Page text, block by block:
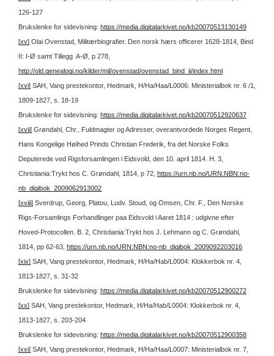
126-127
Brukslenke for sidevisning: https://media.digitalarkivet.no/kb20070513130149
[xv] Olai Ovenstad, Militærbiografier. Den norsk hærs officerer 1628-1814, Bind
II: I-Ø samt Tillegg A-Ø, p 278,
http://old.genealogi.no/kilder/mil/ovenstad/ovenstad_bind_ii/index.html
[xvi] SAH, Vang prestekontor, Hedmark, H/Ha/Haa/L0006: Ministerialbok nr. 6 /1,
1809-1827, s. 18-19
Brukslenke for sidevisning: https://media.digitalarkivet.no/kb20070512920637
[xvii] Grøndahl, Chr., Fuldmagter og Adresser, overantvordede Norges Regent,
Hans Kongelige Høihed Prinds Christian Frederik, fra det Norske Folks
Deputerede ved Rigsforsamlingen i Eidsvold, den 10. april 1814. H. 3,
Christiania:Trykt hos C. Grøndahl, 1814, p 72, https://urn.nb.no/URN:NBN:no-
nb_digibok_2009062913002
[xviii] Sverdrup, Georg, Platou, Ludv. Stoud, og Omsen, Chr. F., Den Norske
Rigs-Forsamlings Forhandlinger paa Eidsvold i Aaret 1814 : udgivne efter
Hoved-Protocollen. B. 2, Christiania:Trykt hos J. Lehmann og C. Grøndahl,
1814, pp 62-63, https://urn.nb.no/URN:NBN:no-nb_digibok_2009092203016
[xix] SAH, Vang prestekontor, Hedmark, H/Ha/Hab/L0004: Klokkerbok nr. 4,
1813-1827, s. 31-32
Brukslenke for sidevisning: https://media.digitalarkivet.no/kb20070512900272
[xx] SAH, Vang prestekontor, Hedmark, H/Ha/Hab/L0004: Klokkerbok nr. 4,
1813-1827, s. 203-204
Brukslenke for sidevisning: https://media.digitalarkivet.no/kb20070512900358
[xxi] SAH, Vang prestekontor, Hedmark, H/Ha/Haa/L0007: Ministerialbok nr. 7,